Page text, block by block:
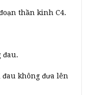
thần kinh C4.
đau.
đau không đưa lên